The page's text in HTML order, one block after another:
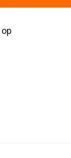
op